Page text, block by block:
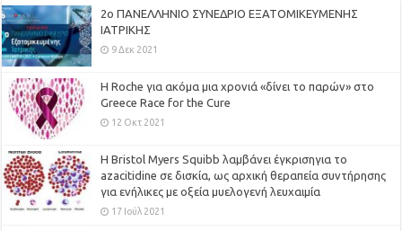
2ο ΠΑΝΕΛΛΗΝΙΟ ΣΥΝΕΔΡΙΟ ΕΞΑΤΟΜΙΚΕΥΜΕΝΗΣ
ΙΑΤΡΙΚΗΣ
9 Δεκ 2021
H Roche για ακόμα μια χρονιά «δίνει το παρών» στο
Greece Race for the Cure
12 Οκτ 2021
Η Bristol Myers Squibb λαμβάνει έγκρισηγια το
azacitidine σε δισκία, ως αρχική θεραπεία συντήρησης
για ενήλικες με οξεία μυελογενή λευχαιμία
17 Ιούλ 2021